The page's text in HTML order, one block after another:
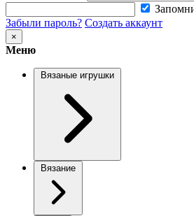
Забыли пароль? Создать аккаунт
×
Меню
Вязаные игрушки
Вязание